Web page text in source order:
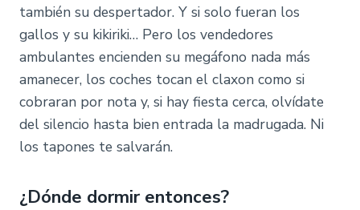
también su despertador. Y si solo fueran los
gallos y su kikiriki… Pero los vendedores
ambulantes encienden su megáfono nada más
amanecer, los coches tocan el claxon como si
cobraran por nota y, si hay fiesta cerca, olvídate
del silencio hasta bien entrada la madrugada. Ni
los tapones te salvarán.
¿Dónde dormir entonces?